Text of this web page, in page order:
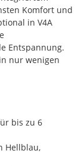
Komfort und
in V4A
Entspannung.
nur wenigen
bis zu 6
Hellblau,